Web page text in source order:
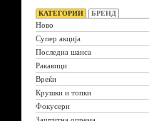
КАТЕГОРИИ БРЕНД
Ново
Супер акција
Последна шанса
Ракавици
Вреќи
Крушки и топки
Фокусери